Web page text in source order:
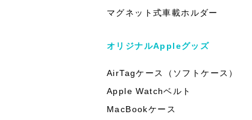
マグネット式車載ホルダー
オリジナルAppleグッズ
AirTagケース（ソフトケース）
Apple Watchベルト
MacBookケース